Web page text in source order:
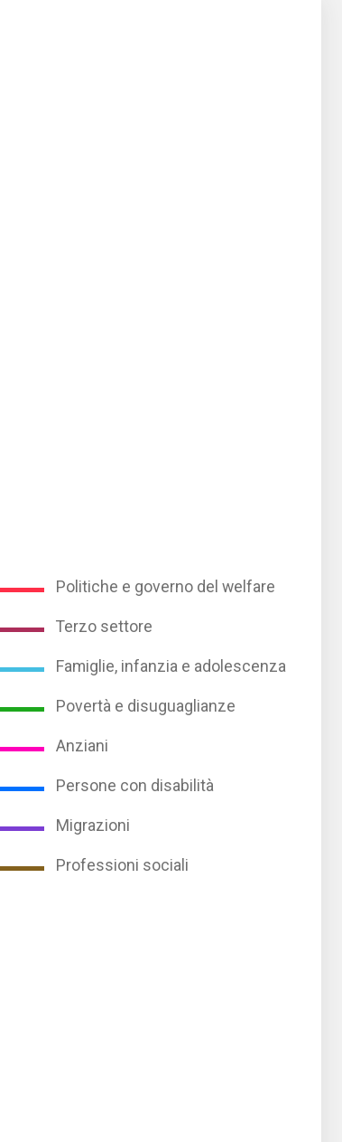
Politiche e governo del welfare
Terzo settore
Famiglie, infanzia e adolescenza
Povertà e disuguaglianze
Anziani
Persone con disabilità
Migrazioni
Professioni sociali